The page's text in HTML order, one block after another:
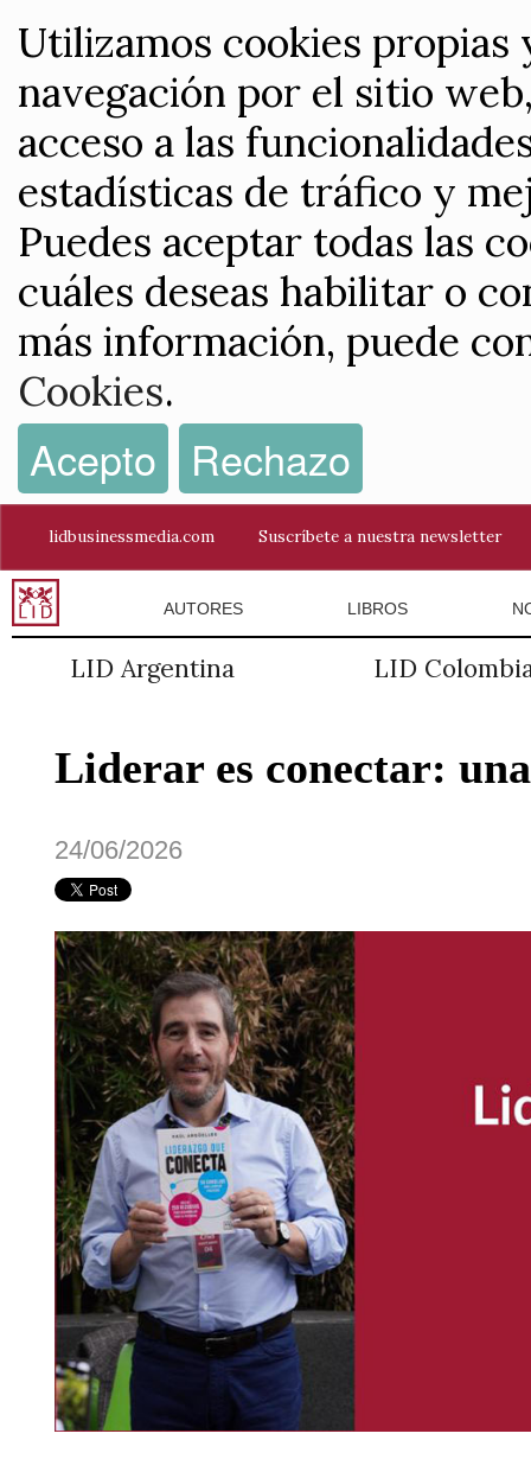
Utilizamos cookies
navegación por el sitio
acceso a las
estadísticas de tráfico y
Puedes aceptar todas las
cuáles deseas habilitar o
más información, puede
Cookies.
Acepto Rechazo
lidbusinessmedia.com Suscríbete a nuestra newsletter
AUTORES LIBROS
LID Argentina LID
Liderar es conectar:
24/06/2026